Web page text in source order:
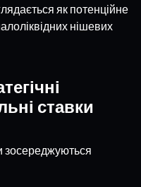
як потенційне
нішевих
ставки
зосереджуються